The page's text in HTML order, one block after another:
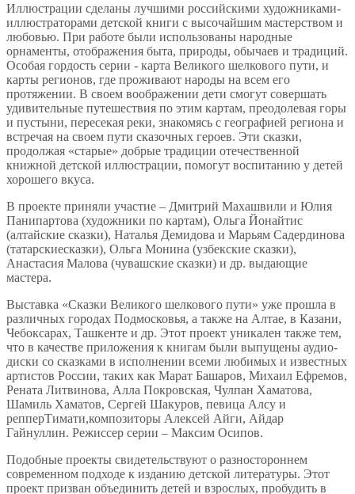
Иллюстрации сделаны лучшими российскими художниками-
иллюстраторами детской книги с высочайшим мастерством и
любовью. При работе были использованы народные
орнаменты, отображения быта, природы, обычаев и традиций.
Особая гордость серии - карта Великого шелкового пути, и
карты регионов, где проживают народы на всем его
протяжении. В своем воображении дети смогут совершать
удивительные путешествия по этим картам, преодолевая горы
и пустыни, пересекая реки, знакомясь с географией региона и
встречая на своем пути сказочных героев. Эти сказки,
продолжая «старые» добрые традиции отечественной
книжной детской иллюстрации, помогут воспитанию у детей
хорошего вкуса.
В проекте приняли участие – Дмитрий Махашвили и Юлия
Панипартова (художники по картам), Ольга Йонайтис
(алтайские сказки), Наталья Демидова и Марьям Садердинова
(татарскиесказки), Ольга Монина (узбекские сказки),
Анастасия Малова (чувашские сказки) и др. выдающие
мастера.
Выставка «Сказки Великого шелкового пути» уже прошла в
различных городах Подмосковья, а также на Алтае, в Казани,
Чебоксарах, Ташкенте и др. Этот проект уникален также тем,
что в качестве приложения к книгам были выпущены аудио-
диски со сказками в исполнении всеми любимых и известных
артистов России, таких как Марат Башаров, Михаил Ефремов,
Рената Литвинова, Алла Покровская, Чулпан Хаматова,
Шамиль Хаматов, Сергей Шакуров, певица Алсу и
репперТимати,композиторы Алексей Айги, Айдар
Гайнуллин. Режиссер серии – Максим Осипов.
Подобные проекты свидетельствуют о разностороннем
современном подходе к изданию детской литературы. Этот
проект призван объединить детей и взрослых, пробудить в